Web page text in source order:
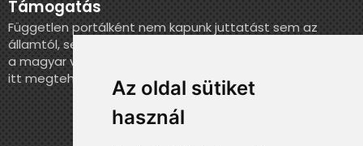
Az oldal sütiket
használ
Támogatás
Független portálként nem kapunk juttatást sem az
államtól, sem más szervezettől. Ha szeretnél segíteni
a magyar válogatott történelmének feldolgozásában,
itt megteheted.